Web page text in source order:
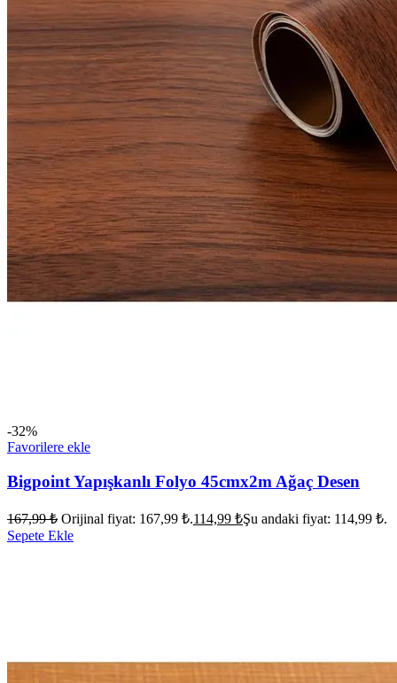
-32%
Favorilere ekle
Bigpoint Yapışkanlı Folyo 45cmx2m Ağaç Desen
167,99₺ Orijinal fiyat: 167,99 ₺.114,99 ₺Şu andaki fiyat: 114,99 ₺.
Sepete Ekle